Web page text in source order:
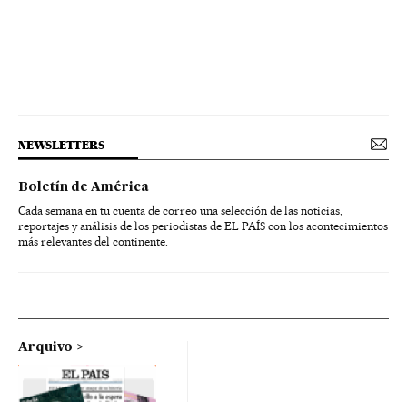
NEWSLETTERS
Boletín de América
Cada semana en tu cuenta de correo una selección de las noticias,
reportajes y análisis de los periodistas de EL PAÍS con los acontecimientos
más relevantes del continente.
Arquivo